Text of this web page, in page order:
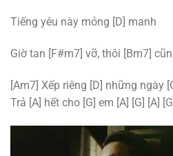
Tiếng yêu này mỏng [D] manh
Giờ tan [F#m7] vỡ, thôi [Bm7]
[Am7] Xếp riêng [D] những ngày
Trả [A] hết cho [G] em [A] [G] [A]